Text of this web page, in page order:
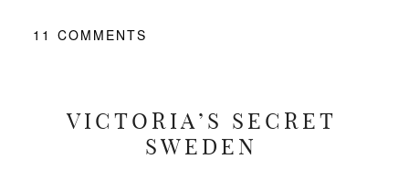
11 COMMENTS
VICTORIA’S SECRET
SWEDEN